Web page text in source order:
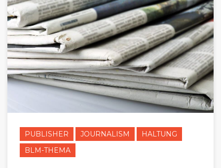
PUBLISHER JOURNALISM
HALTUNG
BLM-THEMA